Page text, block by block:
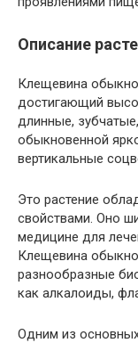
Описание
Клещевина
достигающий
длинные,
обыкновенной
вертикальные
Это растение
свойствами. Оно
медицине для
Клещевина
разнообразные
как алкалоиды,
Одним из